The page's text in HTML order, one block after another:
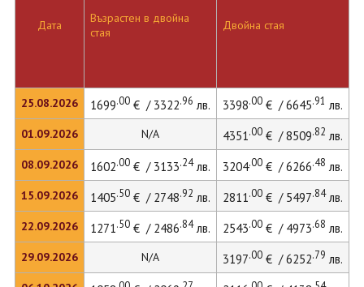
Дата
25.08.2026
01.09.2026
08.09.2026
15.09.2026
22.09.2026
29.09.2026
Възрастен в двойна
стая
Двойна стая
1699.00€ / 3322.96 лв. 3398.00€ / 6645.91 лв.
N/A 4351.00€ / 8509.82 лв.
1602.00€ / 3133.24лв. 3204.00€ / 6266.48 лв.
1405.50€ / 2748.92 лв. 2811.00€ / 5497.84лв.
1271.50€ / 2486.84лв. 2543.00€ / 4973.68 лв.
N/A 3197.00€ / 6252.79 лв.